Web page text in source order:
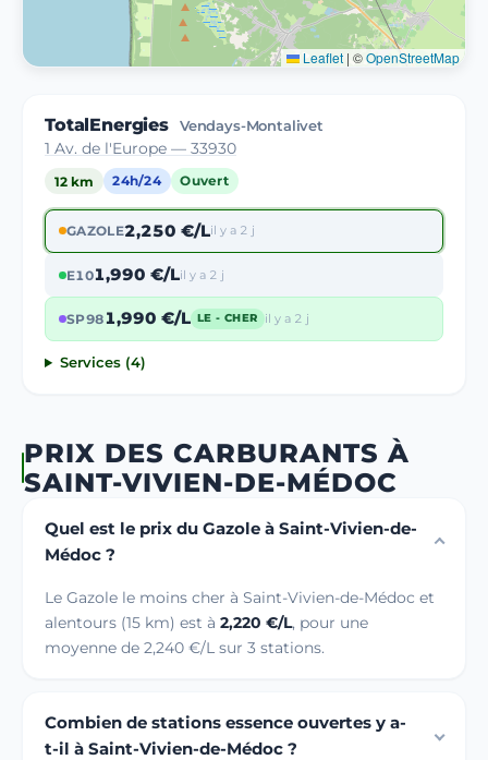
Leaflet | ©OpenStreetMap
TotalEnergies Vendays-Montalivet
1 Av. de l'Europe — 33930
12 km 24h/24 Ouvert
GAZOLE2,250 €/Lil y a 2 j
E101,990 €/Lil y a 2 j
SP981,990 €/L LE - CHER il y a 2 j
Services (4)
PRIX DES CARBURANTS À
SAINT-VIVIEN-DE-MÉDOC
Quel est le prix du Gazole à Saint-Vivien-de-
Médoc ?
Le Gazole le moins cher à Saint-Vivien-de-Médoc et
alentours (15 km) est à 2,220 €/L, pour une
moyenne de 2,240 €/L sur 3 stations.
Combien de stations essence ouvertes y a-
t-il à Saint-Vivien-de-Médoc ?